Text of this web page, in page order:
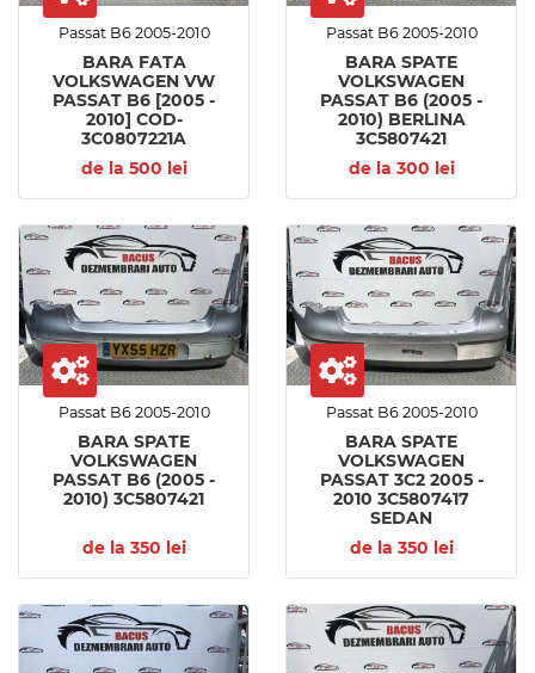
Passat B6 2005-2010
BARA FATA
VOLKSWAGEN VW
PASSAT B6 [2005 -
2010] COD-
3C0807221A
de la 500 lei
Passat B6 2005-2010
BARA SPATE
VOLKSWAGEN
PASSAT B6 (2005 -
2010) BERLINA
3C5807421
de la 300 lei
Passat B6 2005-2010
BARA SPATE
VOLKSWAGEN
PASSAT B6 (2005 -
2010) 3C5807421
de la 350 lei
Passat B6 2005-2010
BARA SPATE
VOLKSWAGEN
PASSAT 3C2 2005 -
2010 3C5807417
SEDAN
de la 350 lei